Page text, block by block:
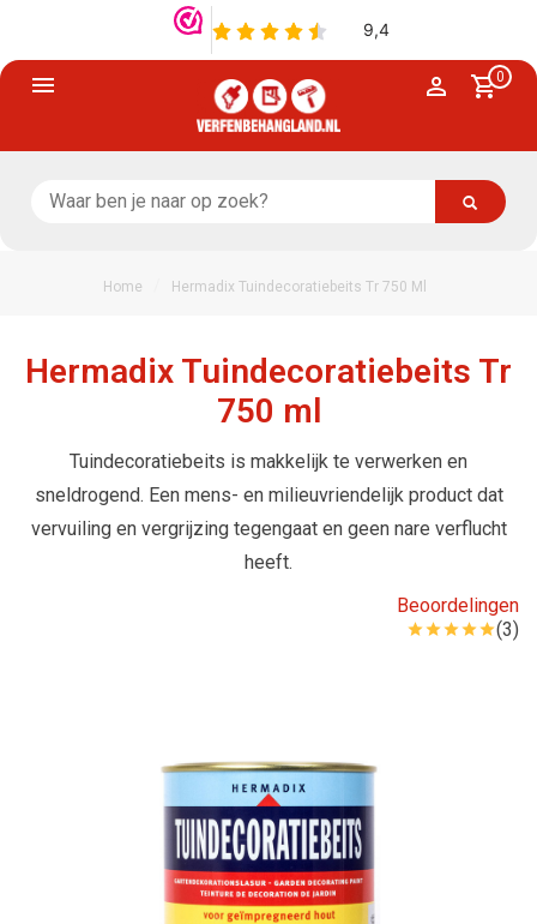
0
Home Hermadix Tuindecoratiebeits Tr 750 Ml
Hermadix Tuindecoratiebeits Tr
750 ml
Tuindecoratiebeits is makkelijk te verwerken en
sneldrogend. Een mens- en milieuvriendelijk product dat
vervuiling en vergrijzing tegengaat en geen nare verflucht
heeft.
Beoordelingen
(3)